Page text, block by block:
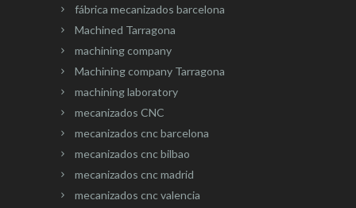
fábrica mecanizados barcelona
Machined Tarragona
machining company
Machining company Tarragona
machining laboratory
mecanizados CNC
mecanizados cnc barcelona
mecanizados cnc bilbao
mecanizados cnc madrid
mecanizados cnc valencia